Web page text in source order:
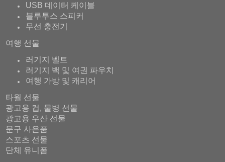
USB 데이터 케이블
블루투스 스피커
무선 충전기
여행 선물
러기지 벨트
러기지 백 및 여권 파우치
여행 가방 및 캐리어
타월 선물
광고용 컵, 물병 선물
광고용 우산 선물
문구 사은품
스포츠 선물
단체 유니폼